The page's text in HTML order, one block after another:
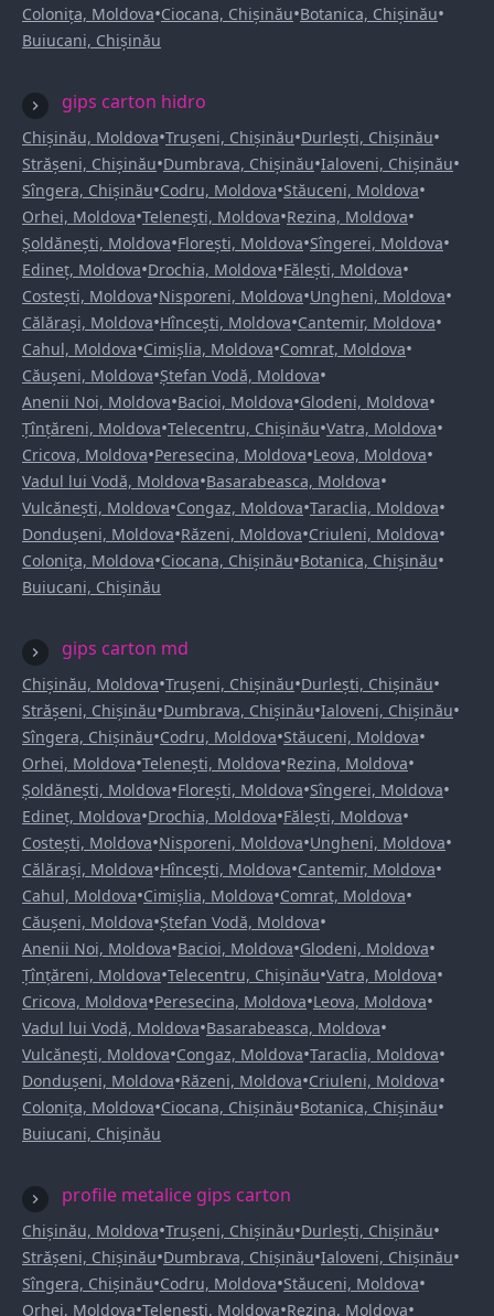
Colonița, Moldova•Ciocana, Chișinău•Botanica, Chișinău•
Buiucani, Chișinău
gips carton hidro
Chișinău, Moldova•Trușeni, Chișinău•Durlești, Chișinău•
Strășeni, Chișinău•Dumbrava, Chișinău•Ialoveni, Chișinău•
Sîngera, Chișinău•Codru, Moldova•Stăuceni, Moldova•
Orhei, Moldova•Telenești, Moldova•Rezina, Moldova•
Șoldănești, Moldova•Florești, Moldova•Sîngerei, Moldova•
Edineț, Moldova•Drochia, Moldova•Fălești, Moldova•
Costești, Moldova•Nisporeni, Moldova•Ungheni, Moldova•
Călărași, Moldova•Hîncești, Moldova•Cantemir, Moldova•
Cahul, Moldova•Cimișlia, Moldova•Comrat, Moldova•
Căușeni, Moldova•Ștefan Vodă, Moldova•
Anenii Noi, Moldova•Bacioi, Moldova•Glodeni, Moldova•
Țînțăreni, Moldova•Telecentru, Chișinău•Vatra, Moldova•
Cricova, Moldova•Peresecina, Moldova•Leova, Moldova•
Vadul lui Vodă, Moldova•Basarabeasca, Moldova•
Vulcănești, Moldova•Congaz, Moldova•Taraclia, Moldova•
Dondușeni, Moldova•Răzeni, Moldova•Criuleni, Moldova•
Colonița, Moldova•Ciocana, Chișinău•Botanica, Chișinău•
Buiucani, Chișinău
gips carton md
Chișinău, Moldova•Trușeni, Chișinău•Durlești, Chișinău•
Strășeni, Chișinău•Dumbrava, Chișinău•Ialoveni, Chișinău•
Sîngera, Chișinău•Codru, Moldova•Stăuceni, Moldova•
Orhei, Moldova•Telenești, Moldova•Rezina, Moldova•
Șoldănești, Moldova•Florești, Moldova•Sîngerei, Moldova•
Edineț, Moldova•Drochia, Moldova•Fălești, Moldova•
Costești, Moldova•Nisporeni, Moldova•Ungheni, Moldova•
Călărași, Moldova•Hîncești, Moldova•Cantemir, Moldova•
Cahul, Moldova•Cimișlia, Moldova•Comrat, Moldova•
Căușeni, Moldova•Ștefan Vodă, Moldova•
Anenii Noi, Moldova•Bacioi, Moldova•Glodeni, Moldova•
Țînțăreni, Moldova•Telecentru, Chișinău•Vatra, Moldova•
Cricova, Moldova•Peresecina, Moldova•Leova, Moldova•
Vadul lui Vodă, Moldova•Basarabeasca, Moldova•
Vulcănești, Moldova•Congaz, Moldova•Taraclia, Moldova•
Dondușeni, Moldova•Răzeni, Moldova•Criuleni, Moldova•
Colonița, Moldova•Ciocana, Chișinău•Botanica, Chișinău•
Buiucani, Chișinău
profile metalice gips carton
Chișinău, Moldova•Trușeni, Chișinău•Durlești, Chișinău•
Strășeni, Chișinău•Dumbrava, Chișinău•Ialoveni, Chișinău•
Sîngera, Chișinău•Codru, Moldova•Stăuceni, Moldova•
Orhei, Moldova•Telenești, Moldova•Rezina, Moldova•